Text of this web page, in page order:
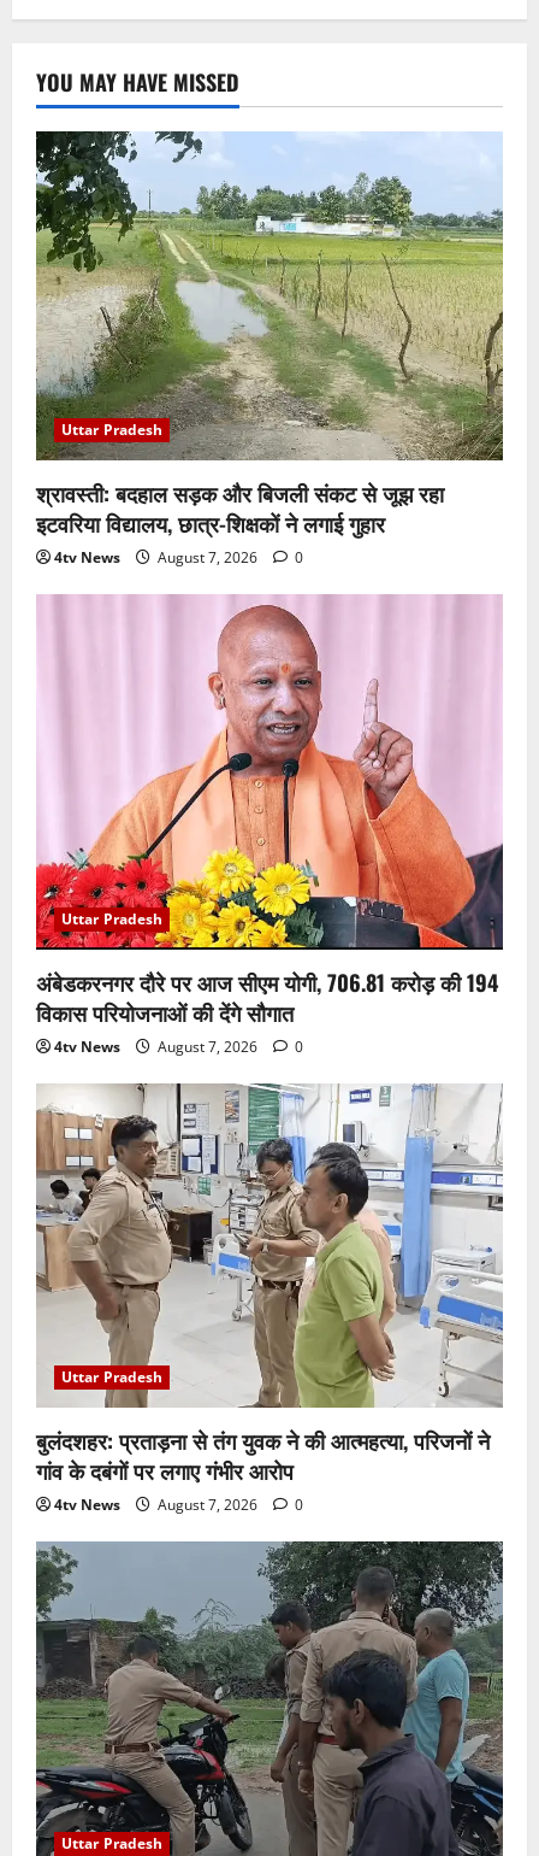
YOU MAY HAVE MISSED
Uttar Pradesh
श्रावस्ती: बदहाल सड़क और बिजली संकट से जूझ रहा
इटवरिया विद्यालय, छात्र-शिक्षकों ने लगाई गुहार
4tv News August 7, 2026 0
Uttar Pradesh
अंबेडकरनगर दौरे पर आज सीएम योगी, 706.81 करोड़ की 194
विकास परियोजनाओं की देंगे सौगात
4tv News August 7, 2026 0
Uttar Pradesh
बुलंदशहर: प्रताड़ना से तंग युवक ने की आत्महत्या, परिजनों ने
गांव के दबंगों पर लगाए गंभीर आरोप
4tv News August 7, 2026 0
Uttar Pradesh